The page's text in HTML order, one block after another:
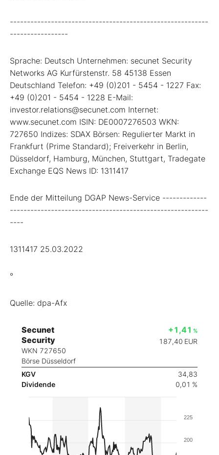
----------------------------------------------------------
-----------------
Sprache: Deutsch Unternehmen: secunet Security
Networks AG Kurfürstenstr. 58 45138 Essen
Deutschland Telefon: +49 (0)201 - 5454 - 1227 Fax:
+49 (0)201 - 5454 - 1228 E-Mail:
investor.relations@secunet.com Internet:
www.secunet.com ISIN: DE0007276503 WKN:
727650 Indizes: SDAX Börsen: Regulierter Markt in
Frankfurt (Prime Standard); Freiverkehr in Berlin,
Düsseldorf, Hamburg, München, Stuttgart, Tradegate
Exchange EQS News ID: 1311417
Ende der Mitteilung DGAP News-Service -------------
----------------------------------------------------------
----
1311417 25.03.2022
°
Quelle: dpa-Afx
Secunet
Security
WKN 727650
Börse Düsseldorf
+1,41 %
187,40 EUR
KGV
34,83
Dividende
0,01 %
200
225